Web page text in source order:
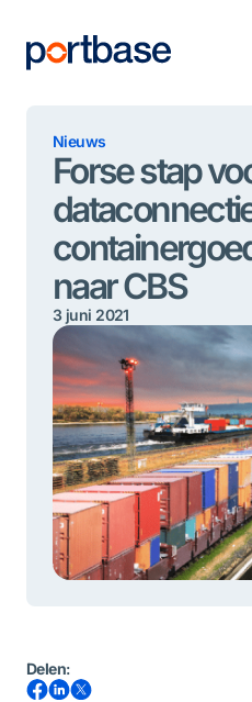
inhoud
Nieuws
Forse stap
naar CBS
3 juni 2021
Delen: